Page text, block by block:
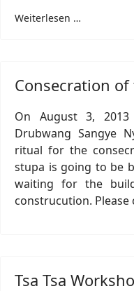
Weiterlesen …
Consecration of
On August 3,
Drubwang Sangye
ritual for the
stupa is going to be
waiting for the
construcution.
Tsa Tsa